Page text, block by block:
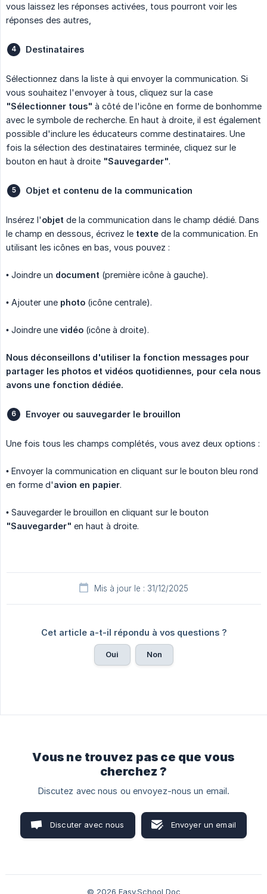
vous laissez les réponses activées, tous pourront voir les
réponses des autres,
Destinataires
Sélectionnez dans la liste à qui envoyer la communication. Si
vous souhaitez l'envoyer à tous, cliquez sur la case
"Sélectionner tous" à côté de l'icône en forme de bonhomme
avec le symbole de recherche. En haut à droite, il est également
possible d'inclure les éducateurs comme destinataires. Une
fois la sélection des destinataires terminée, cliquez sur le
bouton en haut à droite "Sauvegarder".
Objet et contenu de la communication
Insérez l'objet de la communication dans le champ dédié. Dans
le champ en dessous, écrivez le texte de la communication. En
utilisant les icônes en bas, vous pouvez :
• Joindre un document (première icône à gauche).
• Ajouter une photo (icône centrale).
• Joindre une vidéo (icône à droite).
Nous déconseillons d'utiliser la fonction messages pour
partager les photos et vidéos quotidiennes, pour cela nous
avons une fonction dédiée.
Envoyer ou sauvegarder le brouillon
Une fois tous les champs complétés, vous avez deux options :
• Envoyer la communication en cliquant sur le bouton bleu rond
en forme d'avion en papier.
• Sauvegarder le brouillon en cliquant sur le bouton
"Sauvegarder" en haut à droite.
Mis à jour le : 31/12/2025
Cet article a-t-il répondu à vos questions ?
Oui Non
Vous ne trouvez pas ce que vous
cherchez ?
Discutez avec nous ou envoyez-nous un email.
Discuter avec nous Envoyer un email
© 2026 Easy.School Doc